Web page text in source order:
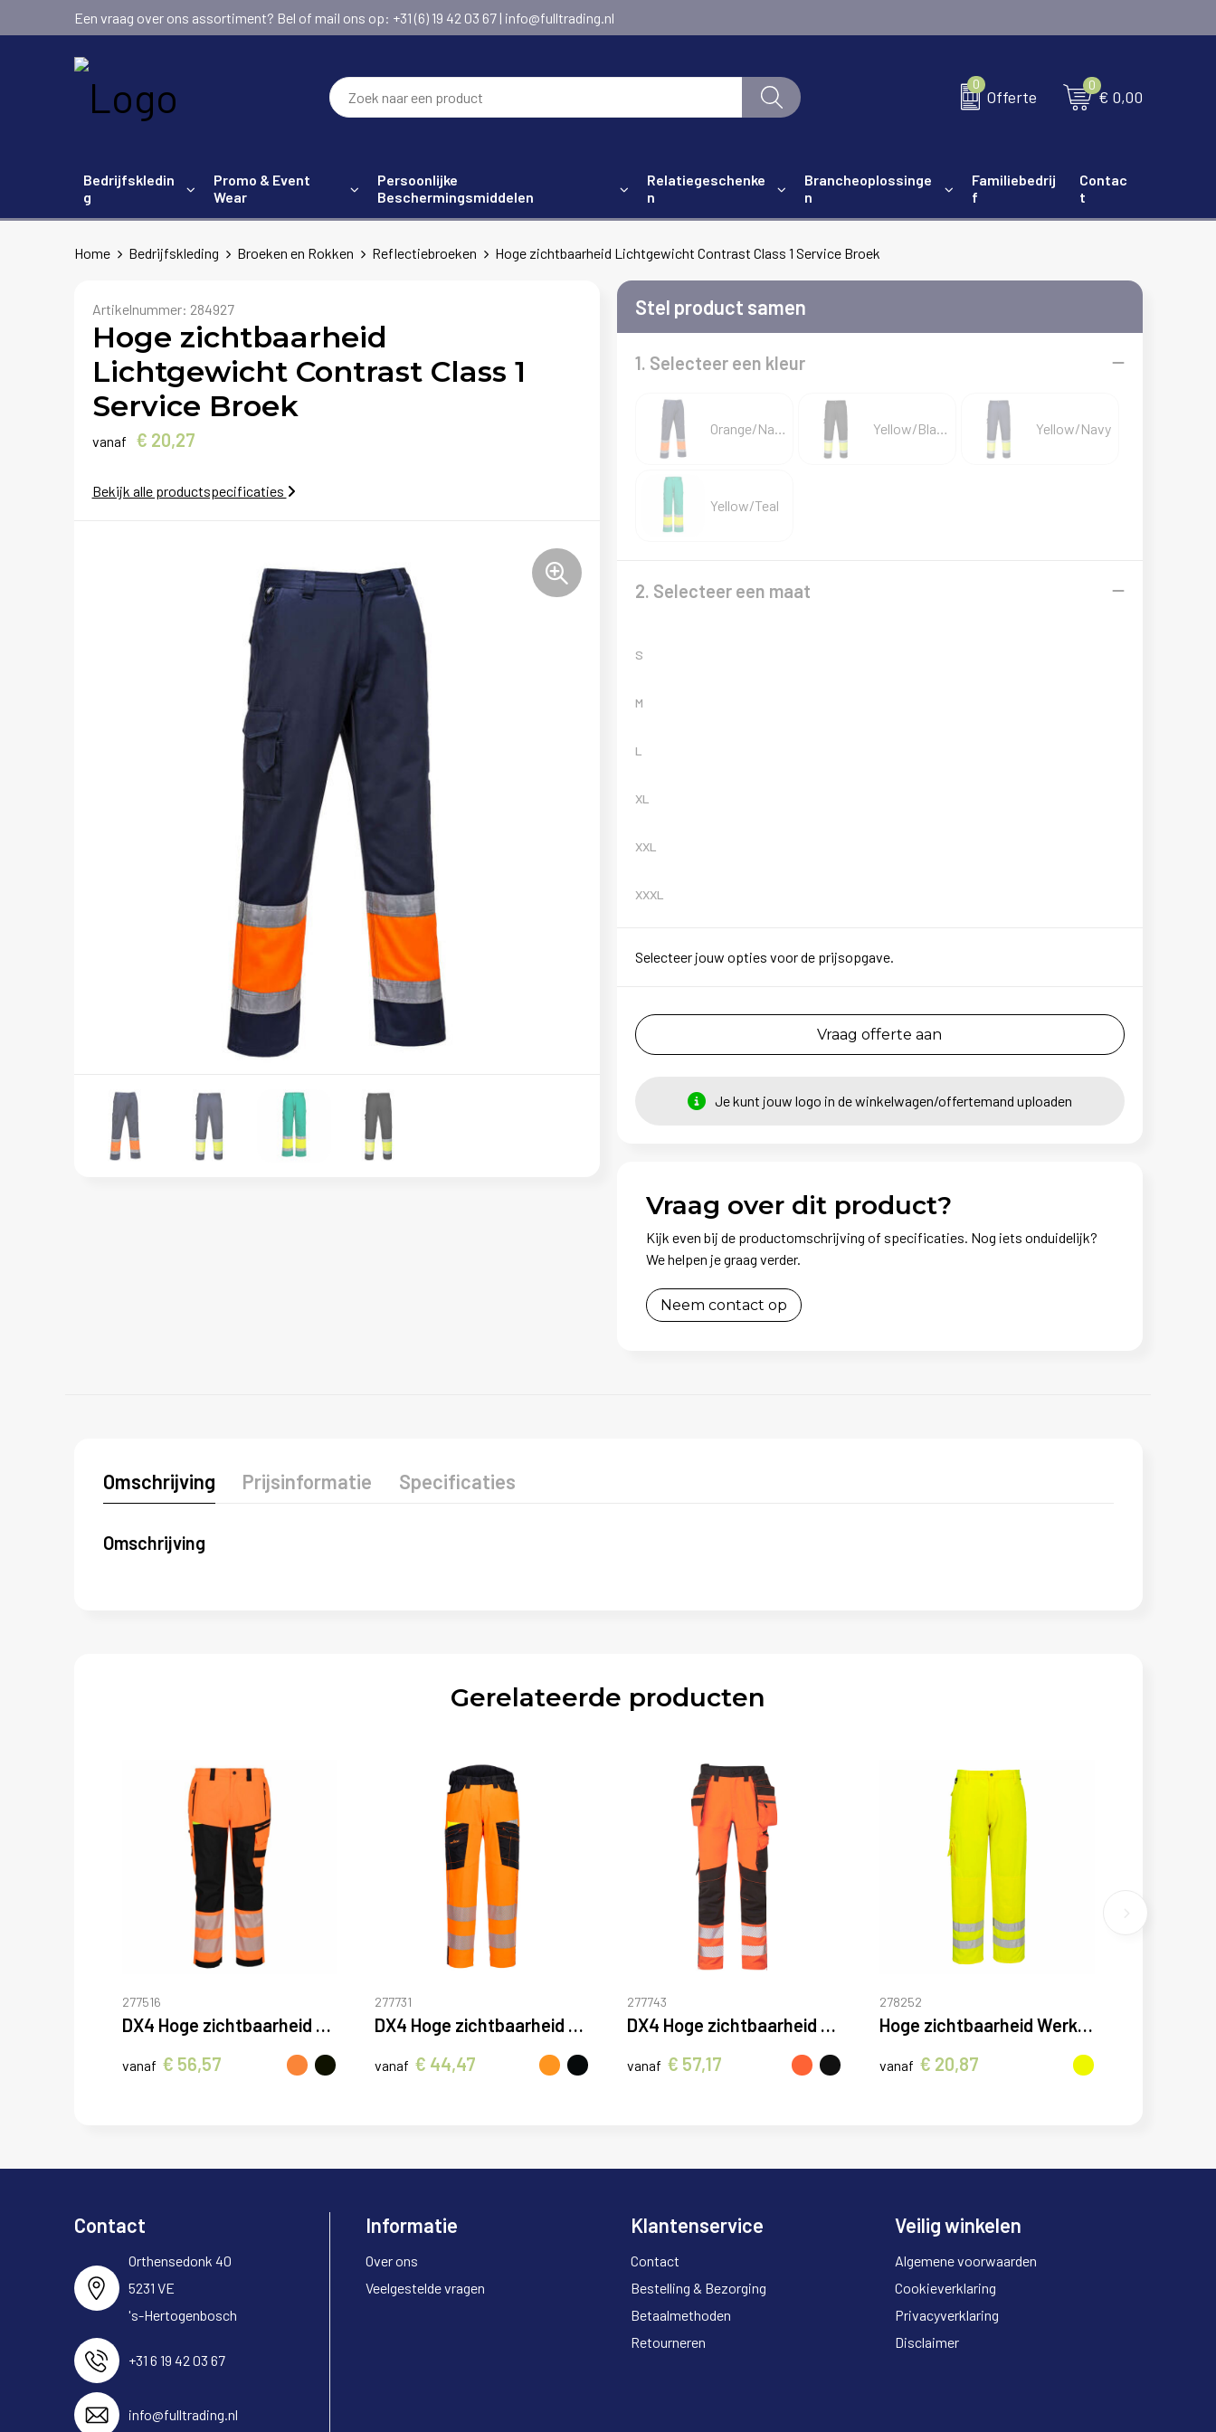
Een vraag over ons assortiment? Bel of mail ons op: +31 (6) 19 42 03 67 | info@fulltrading.nl
0
Offerte
0
€ 0,00
Bedrijfskledin
g
Promo & Event
Wear
Persoonlijke
Beschermingsmiddelen
Relatiegeschenke
n
Brancheoplossinge
n
Familiebedrij
f
Contac
t
Home Bedrijfskleding Broeken en Rokken Reflectiebroeken Hoge zichtbaarheid Lichtgewicht Contrast Class 1 Service Broek
Artikelnummer: 284927
Hoge zichtbaarheid
Lichtgewicht Contrast Class 1
Service Broek
vanaf € 20,27
Bekijk alle productspecificaties
Stel product samen
1. Selecteer een kleur
Orange/Navy Yellow/Black Yellow/Navy
Yellow/Teal
2. Selecteer een maat
S
M
L
XL
XXL
XXXL
Selecteer jouw opties voor de prijsopgave.
Vraag offerte aan
Je kunt jouw logo in de winkelwagen/offertemand uploaden
Vraag over dit product?
Kijk even bij de productomschrijving of specificaties. Nog iets onduidelijk?
We helpen je graag verder.
Neem contact op
Omschrijving Prijsinformatie Specificaties
Omschrijving
Gerelateerde producten
277516
DX4 Hoge zichtbaarheid Rain Broek
vanaf € 56,57
277731
DX4 Hoge zichtbaarheid Service Broek
vanaf € 44,47
277743
DX4 Hoge zichtbaarheid Detachable Holster Zak Craft Broek
vanaf € 57,17
278252
Hoge zichtbaarheid Werk Broek
vanaf € 20,87
Contact
Orthensedonk 40
5231 VE
's-Hertogenbosch
+31 6 19 42 03 67
info@fulltrading.nl
Informatie
Over ons
Veelgestelde vragen
Klantenservice
Contact
Bestelling & Bezorging
Betaalmethoden
Retourneren
Veilig winkelen
Algemene voorwaarden
Cookieverklaring
Privacyverklaring
Disclaimer